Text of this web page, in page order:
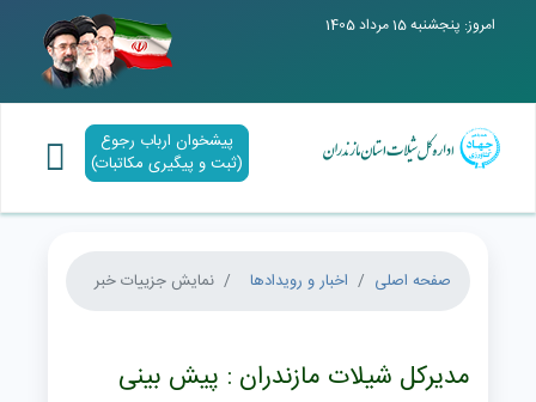
امروز: پنجشنبه 15 مرداد 1405
پیشخوان ارباب رجوع
(ثبت و پیگیری مکاتبات)
صفحه اصلی اخبار و رویدادها نمایش جزییات خبر
مدیرکل شیلات مازندران : پیش بینی